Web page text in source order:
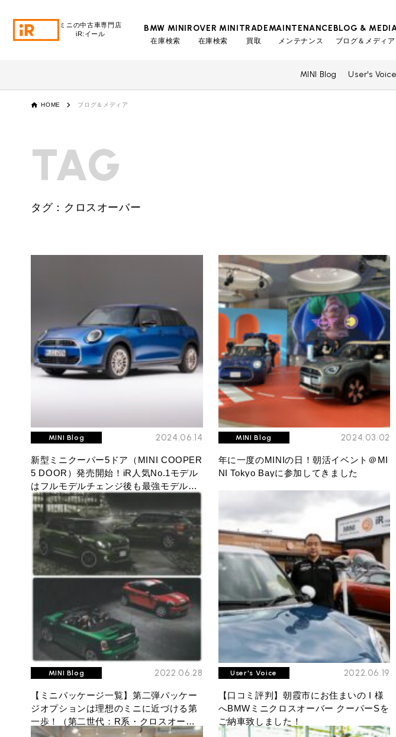
ミニの中古車専門店
iR:イール
BMW MINI
在庫検索
ROVER MINI
在庫検索
TRADE
買取
ローバーミニ買取査定依頼
MAINTENANCE
メンテナンス
TOP
BLOG &
ブログ＆メディア
TOP
ROVER MINI ローバーミニ 在庫検索
TRADE
iRの買取が他社よりも高い理由
iRで愛車を売却されたお客様の声
BMWミニ買取査定依頼
ローバーミニ買取査定依頼
MAINTENANCE
BMWミニ メンテナンス
最近の修理実績
User's Voice 購入者様の声
Part's Report パーツ販売のご案内
Movie
BMWミニナレッジ
ローバーミニナレッジ
iRについて
会社概要
スタッフ紹介
リクルート
RECRUIT 採用情報
工場
お問い合わせ
BMW MINI サービス工場
iR TECH FACTORY
TEL
MAP
MINI Blog User's Voice
HOME ブログ＆メディア
TAG
タグ：クロスオーバー
MINI Blog 2024.06.14
新型ミニクーパー5ドア（MINI COOPER
5 DOOR）発売開始！iR人気No.1モデル
はフルモデルチェンジ後も最強モデルと
なるのか！？
MINI Blog 2024.03.02
年に一度のMINIの日！朝活イベント＠MI
NI Tokyo Bayに参加してきました
MINI Blog 2022.06.28
【ミニパッケージ一覧】第二弾パッケー
ジオプションは理想のミニに近づける第
一歩！（第二世代：R系・クロスオーバ
ー、ペースマン 、クーペ、ロードスター
User's Voice 2022.06.19
【口コミ評判】朝霞市にお住まいの I 様
へBMWミニクロスオーバー クーパーSを
ご納車致しました！